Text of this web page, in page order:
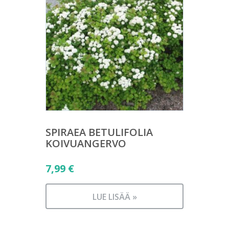
SPIRAEA BETULIFOLIA
KOIVUANGERVO
7,99 €
LUE LISÄÄ »